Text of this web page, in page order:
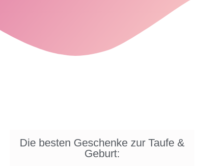
Die besten Geschenke zur Taufe &
Geburt: